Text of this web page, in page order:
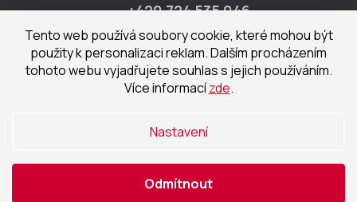
Tento web používá soubory cookie, které mohou být
použity k personalizaci reklam. Dalším procházením
tohoto webu vyjadřujete souhlas s jejich používáním.
Více informacízde.
Nastavení
Odmítnout
+420 724 535 046
Po-Pá 9:00 - 18:00 hod
obchod@cecetka.cz
370 01 České Budějovice